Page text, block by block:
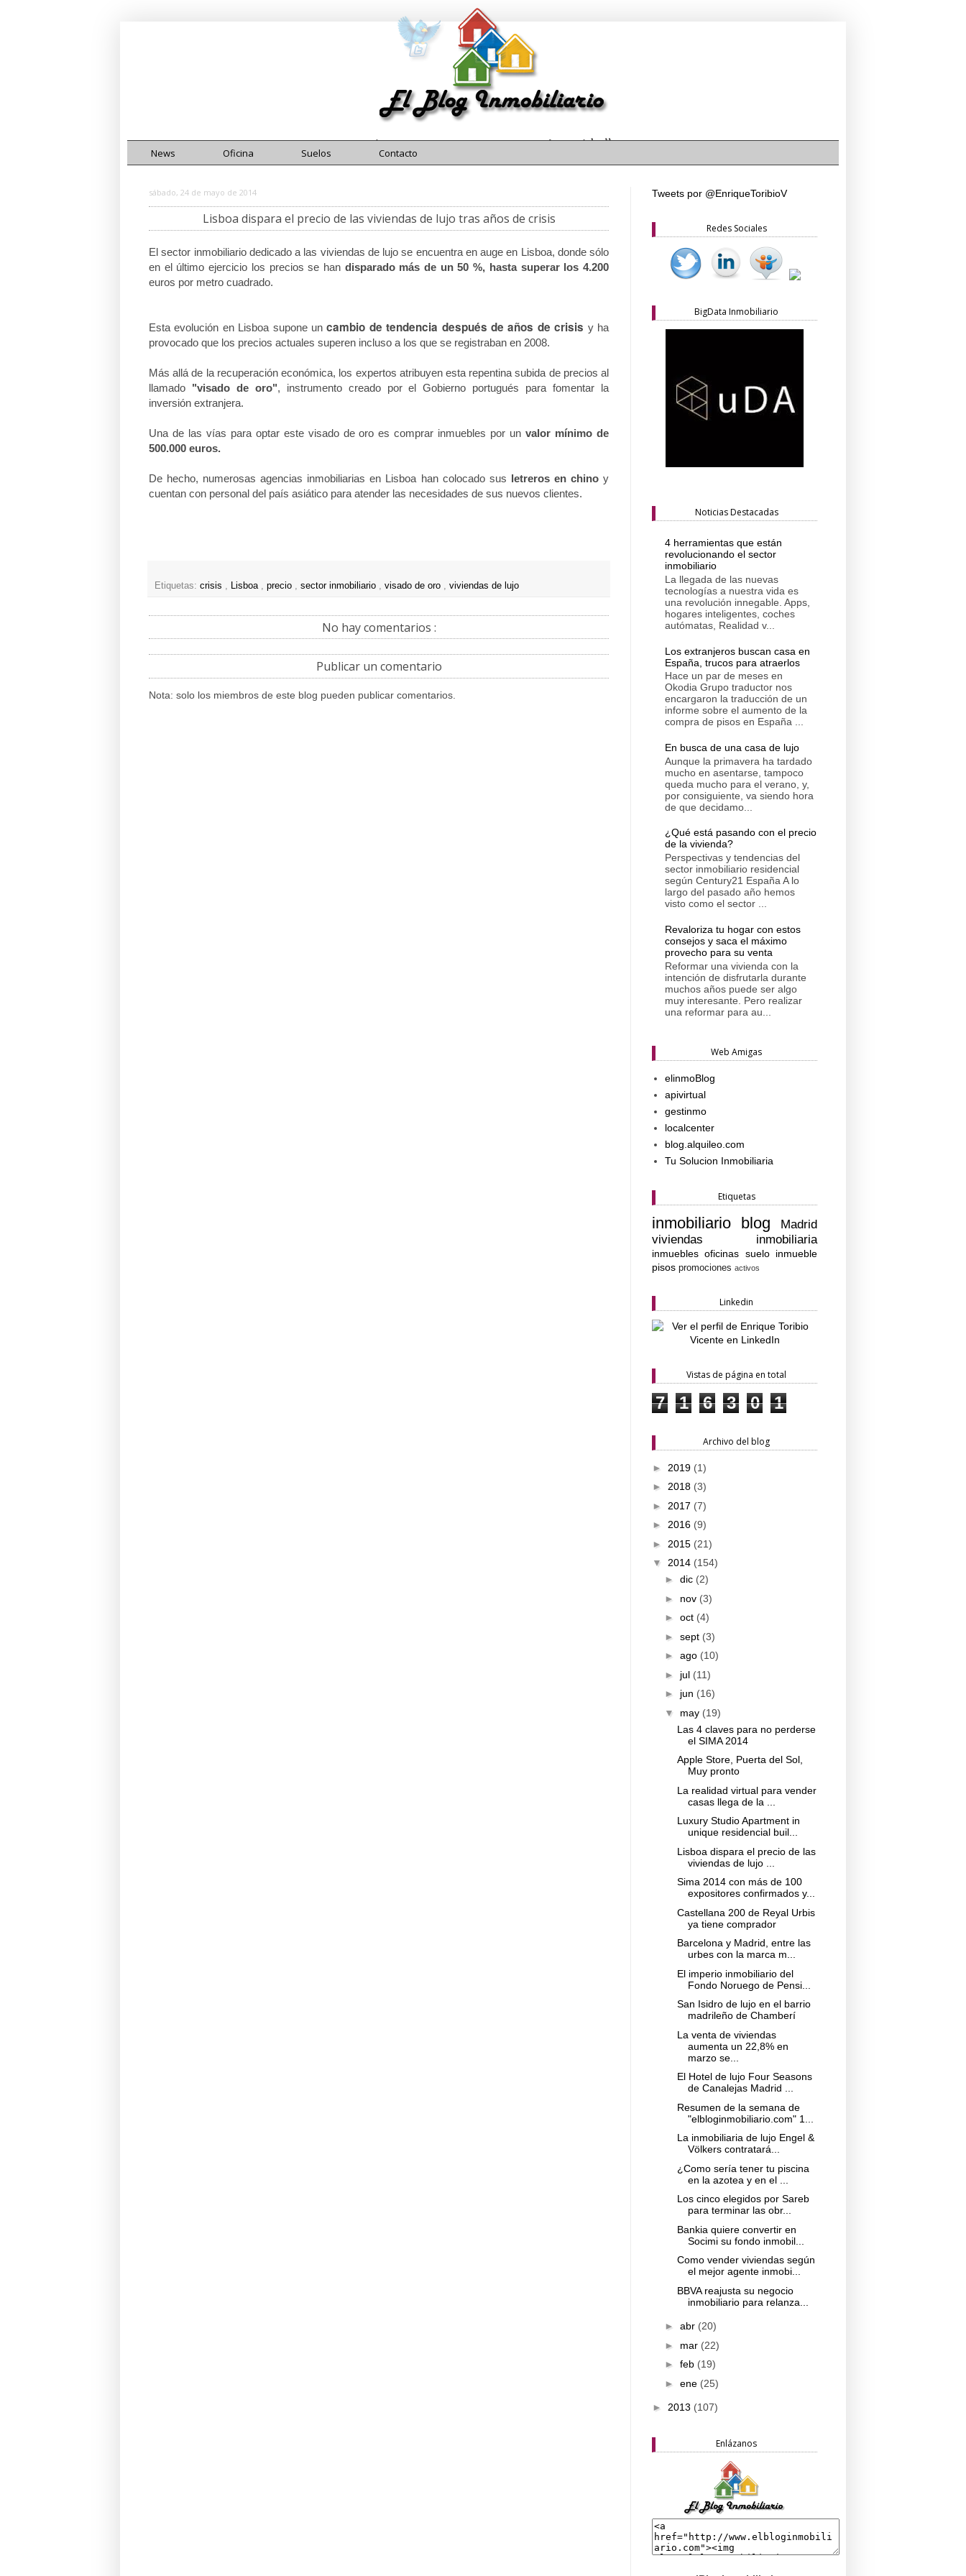
El Blog Inmobiliario
Blog Inmobiliario
News Oficina Suelos Contacto
sábado, 24 de mayo de 2014
Lisboa dispara el precio de las viviendas de lujo tras años de crisis
El sector inmobiliario dedicado a las viviendas de lujo se encuentra en auge en Lisboa, donde sólo
en el último ejercicio los precios se han disparado más de un 50 %, hasta superar los 4.200
euros por metro cuadrado.
Esta evolución en Lisboa supone uncambio de tendencia después de años de crisis y ha
provocado que los precios actuales superen incluso a los que se registraban en 2008.
Más allá de la recuperación económica, los expertos atribuyen esta repentina subida de precios al
llamado "visado de oro", instrumento creado por el Gobierno portugués para fomentar la
inversión extranjera.
Una de las vías para optar este visado de oro es comprar inmuebles por unvalor mínimo de
500.000 euros.
De hecho, numerosas agencias inmobiliarias en Lisboa han colocado sus letreros en chinoy
cuentan con personal del país asiático para atender las necesidades de sus nuevos clientes.
Etiquetas: crisis , Lisboa , precio , sector inmobiliario , visado de oro , viviendas de lujo
No hay comentarios :
Publicar un comentario
Nota: solo los miembros de este blog pueden publicar comentarios.
Tweets por @EnriqueToribioV
Redes Sociales
BigData Inmobiliario
Noticias Destacadas
4 herramientas que están
revolucionando el sector
inmobiliario
La llegada de las nuevas
tecnologías a nuestra vida es
una revolución innegable. Apps,
hogares inteligentes, coches
autómatas, Realidad v...
Los extranjeros buscan casa en
España, trucos para atraerlos
Hace un par de meses en
Okodia Grupo traductor nos
encargaron la traducción de un
informe sobre el aumento de la
compra de pisos en España ...
En busca de una casa de lujo
Aunque la primavera ha tardado
mucho en asentarse, tampoco
queda mucho para el verano, y,
por consiguiente, va siendo hora
de que decidamo...
¿Qué está pasando con el precio
de la vivienda?
Perspectivas y tendencias del
sector inmobiliario residencial
según Century21 España A lo
largo del pasado año hemos
visto como el sector ...
Revaloriza tu hogar con estos
consejos y saca el máximo
provecho para su venta
Reformar una vivienda con la
intención de disfrutarla durante
muchos años puede ser algo
muy interesante. Pero realizar
una reformar para au...
Web Amigas
elinmoBlog
apivirtual
gestinmo
localcenter
blog.alquileo.com
Tu Solucion Inmobiliaria
Etiquetas
inmobiliario blog
Madrid
viviendas inmobiliaria
inmueblesoficinas suelo inmueble
pisos promociones activos
Linkedin
Vistas de página en total
7 1 6 3 0 1
Archivo del blog
► 2019 (1)
► 2018 (3)
► 2017 (7)
► 2016 (9)
► 2015 (21)
▼ 2014 (154)
► dic (2)
► nov (3)
► oct (4)
► sept (3)
► ago (10)
► jul (11)
► jun (16)
▼ may (19)
Las 4 claves para no perderse
el SIMA 2014
Apple Store, Puerta del Sol,
Muy pronto
La realidad virtual para vender
casas llega de la ...
Luxury Studio Apartment in
unique residencial buil...
Lisboa dispara el precio de las
viviendas de lujo ...
Sima 2014 con más de 100
expositores confirmados y...
Castellana 200 de Reyal Urbis
ya tiene comprador
Barcelona y Madrid, entre las
urbes con la marca m...
El imperio inmobiliario del
Fondo Noruego de Pensi...
San Isidro de lujo en el barrio
madrileño de Chamberí
La venta de viviendas
aumenta un 22,8% en
marzo se...
El Hotel de lujo Four Seasons
de Canalejas Madrid ...
Resumen de la semana de
"elbloginmobiliario.com" 1...
La inmobiliaria de lujo Engel &
Völkers contratará...
¿Como sería tener tu piscina
en la azotea y en el ...
Los cinco elegidos por Sareb
para terminar las obr...
Bankia quiere convertir en
Socimi su fondo inmobil...
Como vender viviendas según
el mejor agente inmobi...
BBVA reajusta su negocio
inmobiliario para relanza...
► abr (20)
► mar (22)
► feb (19)
► ene (25)
► 2013 (107)
Enlázanos